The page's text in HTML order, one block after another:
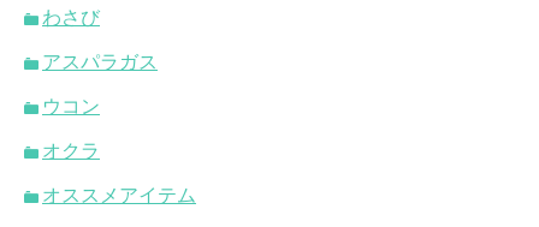
わさび
アスパラガス
ウコン
オクラ
オススメアイテム